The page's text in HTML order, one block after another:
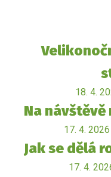
18. 4.
Na
17. 4. 2026
Jak se dělá
17. 4.